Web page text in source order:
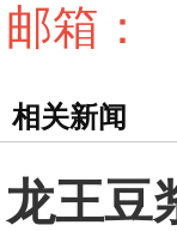
邮箱：
相关新闻
龙王豆